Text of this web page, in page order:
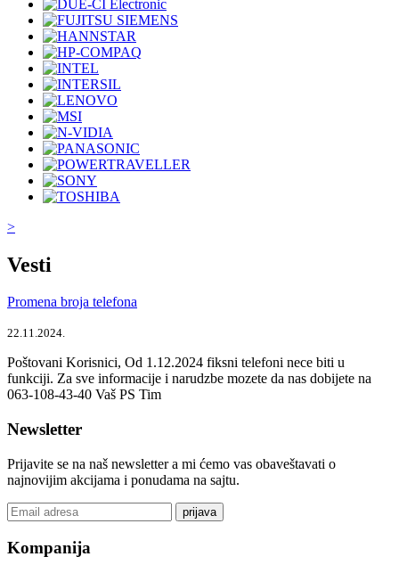
>
Vesti
Promena broja telefona
22.11.2024.
Poštovani Korisnici, Od 1.12.2024 fiksni telefoni nece biti u
funkciji. Za sve informacije i narudzbe mozete da nas dobijete na
063-108-43-40 Vaš PS Tim
Newsletter
Prijavite se na naš newsletter a mi ćemo vas obaveštavati o
najnovijim akcijama i ponudama na sajtu.
prijava
Kompanija